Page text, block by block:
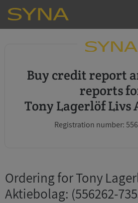
Buy credit report and annual
reports
Tony Lagerlöf Livs
Registration number:
Ordering for Tony
Aktiebolag: (556262-